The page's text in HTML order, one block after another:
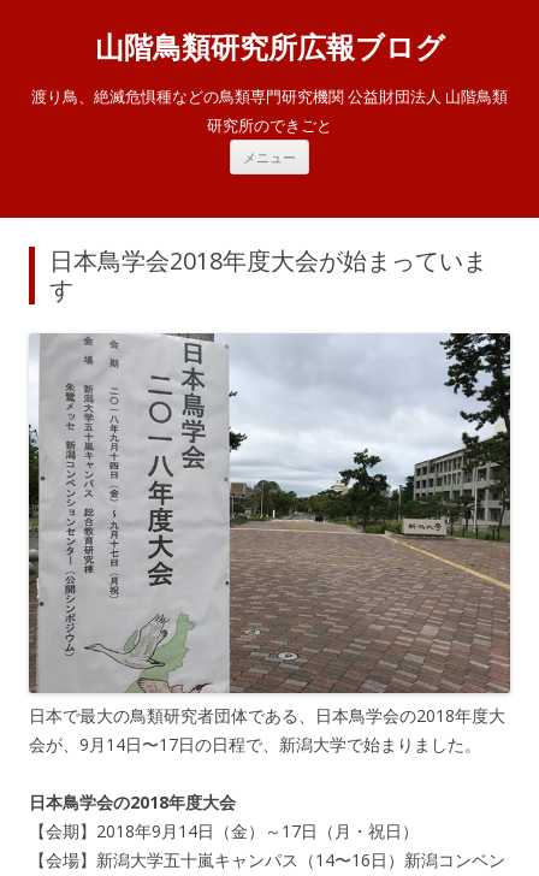
山階鳥類研究所広報ブログ
渡り鳥、絶滅危惧種などの鳥類専門研究機関 公益財団法人 山階鳥類
研究所のできごと
メニュー
ツ
ス
キ
日本鳥学会2018年度大会が始まっていま
す
日本で最大の鳥類研究者団体である、日本鳥学会の2018年度大
会が、9月14日〜17日の日程で、新潟大学で始まりました。
日本鳥学会の2018年度大会
【会期】2018年9月14日（金）～17日（月・祝日）
【会場】新潟大学五十嵐キャンパス（14〜16日）新潟コンベン